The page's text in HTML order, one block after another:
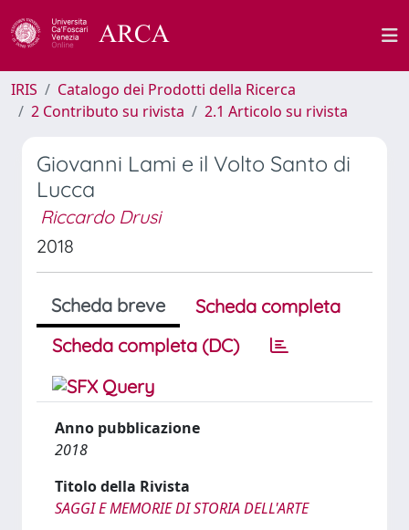
IRIS
Catalogo dei Prodotti della Ricerca
2 Contributo su rivista
2.1 Articolo su rivista
Giovanni Lami e il Volto Santo di
Lucca
Riccardo Drusi
2018
Scheda breve
Scheda completa
Scheda completa (DC)
Anno pubblicazione
2018
Titolo della Rivista
SAGGI E MEMORIE DI STORIA DELL'ARTE